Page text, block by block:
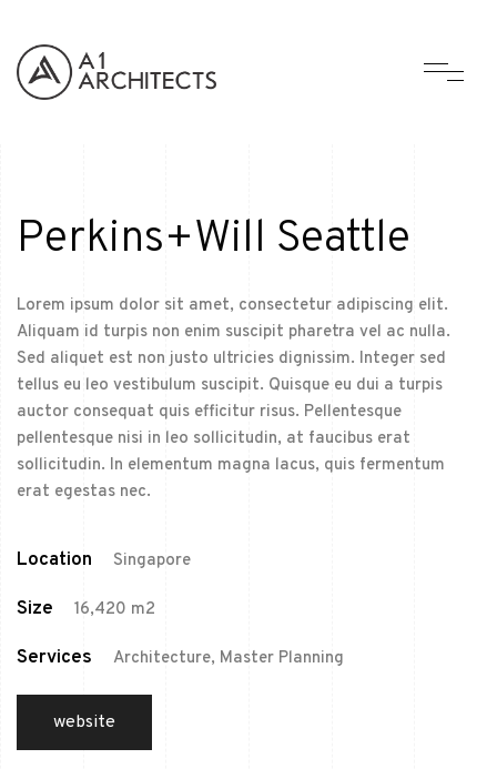
Perkins+Will Seattle
Lorem ipsum dolor sit amet, consectetur adipiscing elit.
Aliquam id turpis non enim suscipit pharetra vel ac nulla.
Sed aliquet est non justo ultricies dignissim. Integer sed
tellus eu leo vestibulum suscipit. Quisque eu dui a turpis
auctor consequat quis efficitur risus. Pellentesque
pellentesque nisi in leo sollicitudin, at faucibus erat
sollicitudin. In elementum magna lacus, quis fermentum
erat egestas nec.
Location Singapore
Size 16,420 m2
Services Architecture, Master Planning
website